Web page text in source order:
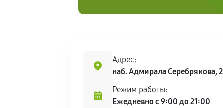
Адрес:
наб. Адмирала Серебрякова,
Режим работы:
Ежедневно с 9:00 до 21:00